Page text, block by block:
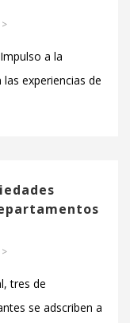
a la
experiencias de
tres de
se adscriben a